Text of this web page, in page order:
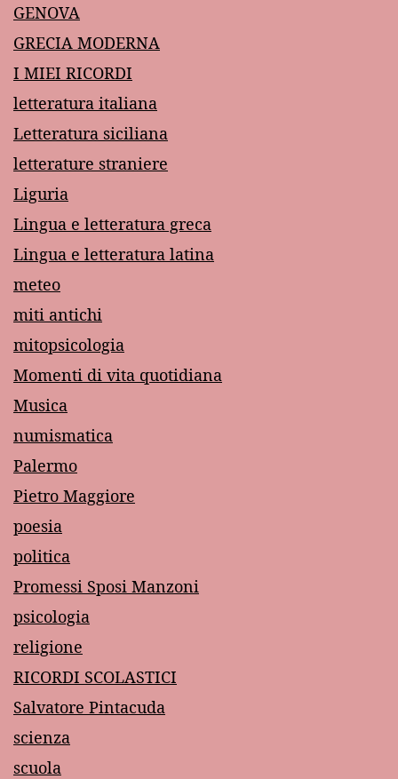
GENOVA
GRECIA MODERNA
I MIEI RICORDI
letteratura italiana
Letteratura siciliana
letterature straniere
Liguria
Lingua e letteratura greca
Lingua e letteratura latina
meteo
miti antichi
mitopsicologia
Momenti di vita quotidiana
Musica
numismatica
Palermo
Pietro Maggiore
poesia
politica
Promessi Sposi Manzoni
psicologia
religione
RICORDI SCOLASTICI
Salvatore Pintacuda
scienza
scuola